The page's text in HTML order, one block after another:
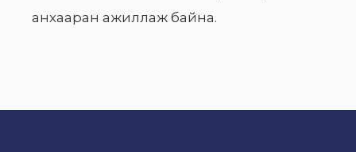
анхааран ажиллаж байна.